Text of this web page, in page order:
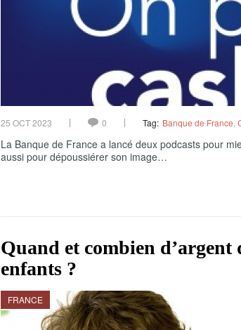
25 OCT 2023 0 Tag: Banque de France
La Banque de France a lancé deux podcasts pour
aussi pour dépoussiérer son image…
Quand et combien d’argent
enfants ?
FRANCE